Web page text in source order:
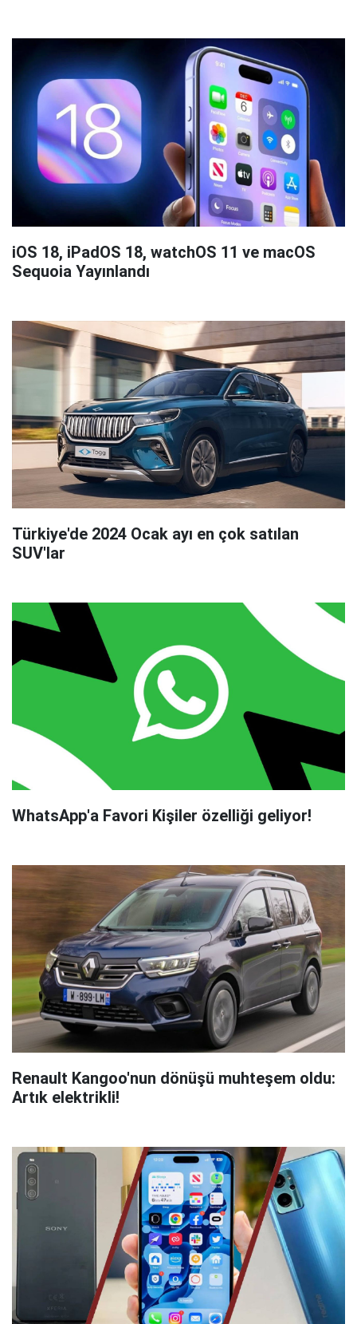
iOS 18, iPadOS 18, watchOS 11 ve macOS
Sequoia Yayınlandı
Türkiye'de 2024 Ocak ayı en çok satılan
SUV'lar
WhatsApp'a Favori Kişiler özelliği geliyor!
Renault Kangoo'nun dönüşü muhteşem oldu:
Artık elektrikli!